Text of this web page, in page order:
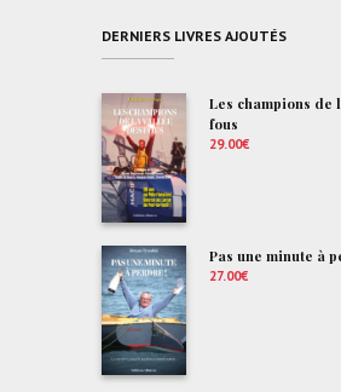
DERNIERS LIVRES AJOUTÉS
Les champions de
fous
29.00€
Pas une minute à
27.00€